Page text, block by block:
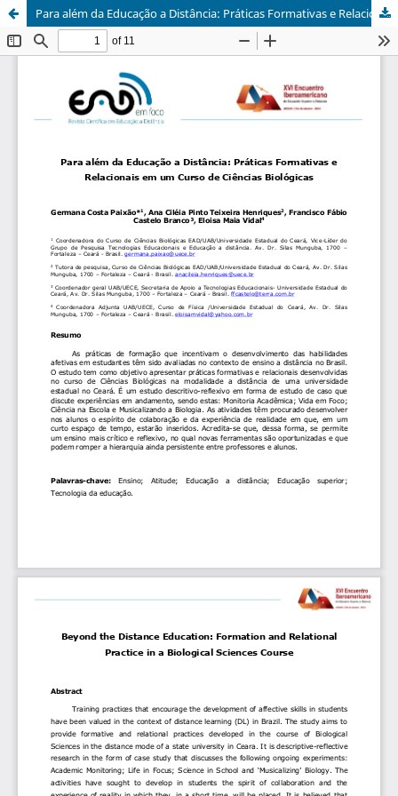
Para além da Educação a Distância: Práticas Formativas e Relacionais em um Curso de Ciências Biológicas